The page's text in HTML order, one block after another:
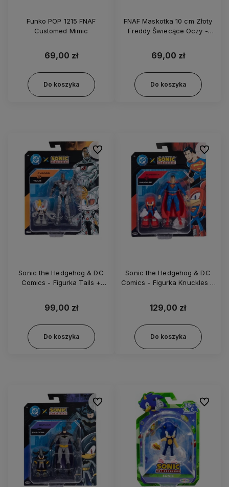
Funko POP 1215 FNAF
Customed Mimic
69,00 zł
Do koszyka
FNAF Maskotka 10 cm Złoty
Freddy Świecące Oczy -
69,00 zł
Do koszyka
Sonic the Hedgehog & DC
Comics - Figurka Tails +
99,00 zł
Do koszyka
Do ulubionych
Sonic the Hedgehog & DC
Comics - Figurka Knuckles +
129,00 zł
Do koszyka
Do
Do ulubionych Do